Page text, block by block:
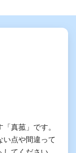
真菰」です。
い点や間違って